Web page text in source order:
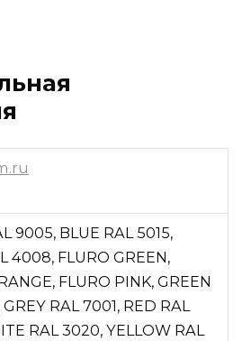
9005, BLUE RAL 5015,
4008, FLURO GREEN,
FLURO PINK, GREEN
RAL 7001, RED RAL
RAL 3020, YELLOW RAL